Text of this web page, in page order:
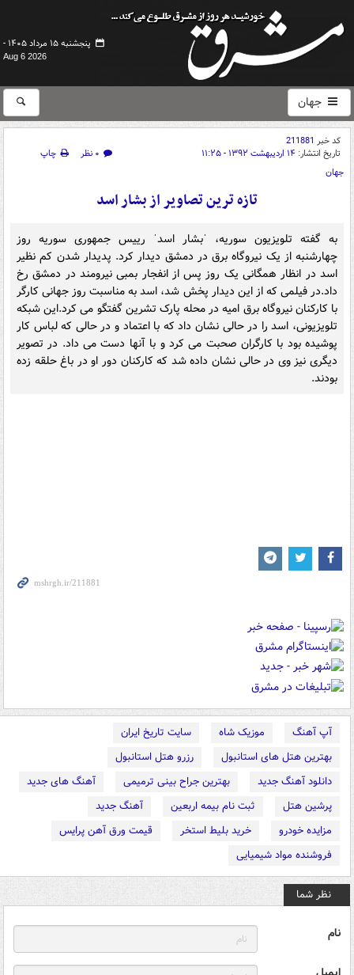
پنجشنبه ۱۵ مرداد ۱۴۰۵ -
Aug 6 2026
جهان
کد خبر 211881
تاریخ انتشار: ۱۴ اردیبهشت ۱۳۹۲ - ۱۱:۲۵ ۰ نظر
چاپ
جهان
تازه ترین تصاویر از بشار اسد
به گفته تلویزیون سوریه، ˈبشار اسدˈ رییس جمهوری سوریه روز
چهارشنبه از یک نیروگاه برق در دمشق دیدار کرد. پدیدار شدن کم نظیر
اسد در انظار همگانی یک روز پس از انفجار بمبی نیرومند در دمشق رخ
داد.در فیلمی که از این دیدار پخش شد، اسد به مناسبت روز جهانی کارگر
با کارکنان نیروگاه برق امیه در محله پارک تشرین گفتگو می کرد.این شبکه
تلویزیونی، اسد را در حالی نشان داد که با اعتماد و در حالی که لباس کار
پوشیده بود با کارگران صحبت می کرد و با آنها دست می داد. در تصویر
دیگری نیز وی در حالی نشان داده شد که کارکنان دور او در باغ حلقه زده
بودند.
آپ آهنگ موزیک شاه
سایت تاریخ ایران
بهترین هتل های استانبول
رزرو هتل استانبول
دانلود آهنگ جدید
بهترین جراح بینی ترمیمی
آهنگ های جدید
پرشین هتل
ثبت نام بیمه اربعین
آهنگ جدید
مزایده خودرو
خرید بلیط استخر
قیمت ورق آهن پرایس
فروشنده مواد شیمیایی
نظر شما
نام